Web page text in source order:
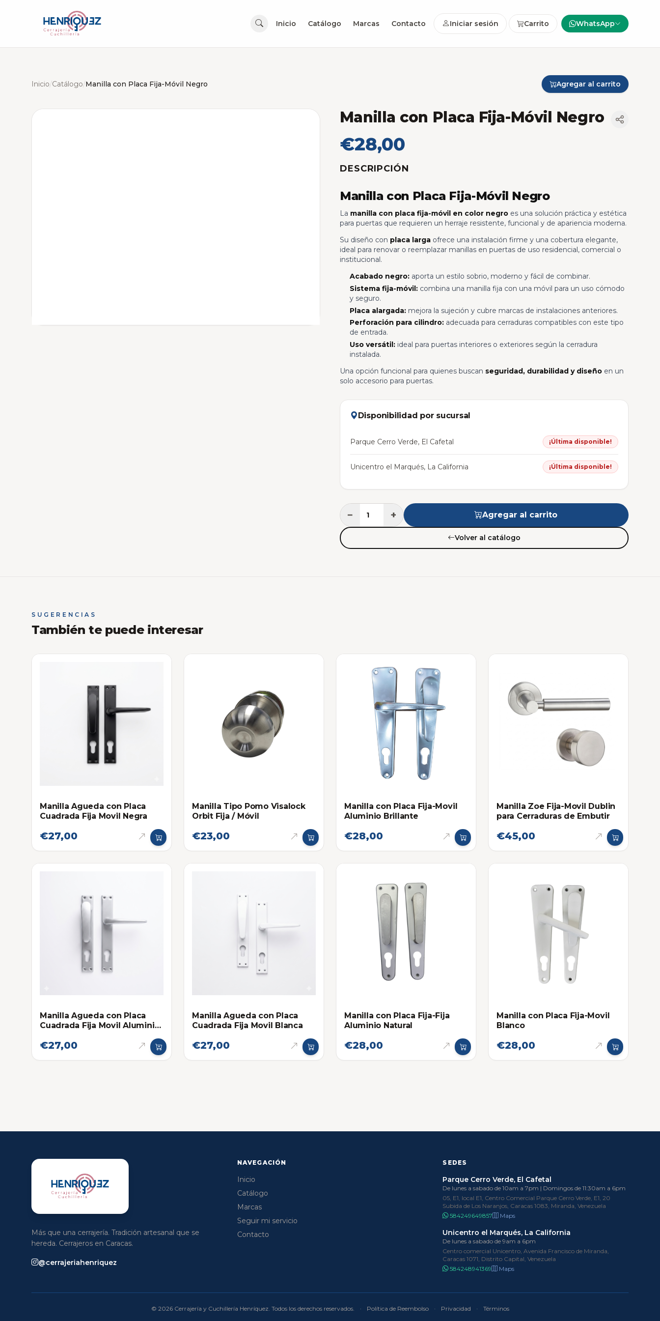
Inicio Catálogo Marcas Contacto Iniciar sesión Carrito WhatsApp
Inicio/Catálogo/Manilla con Placa Fija-Móvil Negro Agregar al carrito
Manilla con Placa Fija-Móvil Negro
€28,00
DESCRIPCIÓN
Manilla con Placa Fija-Móvil Negro
La manilla con placa fija-móvil en color negroes una solución práctica y estética
para puertas que requieren un herraje resistente, funcional y de apariencia moderna.
Su diseño con placa largaofrece una instalación firme y una cobertura elegante,
ideal para renovar o reemplazar manillas en puertas de uso residencial, comercial o
institucional.
Acabado negro:aporta un estilo sobrio, moderno y fácil de combinar.
Sistema fija-móvil:combina una manilla fija con una móvil para un uso cómodo
y seguro.
Placa alargada:mejora la sujeción y cubre marcas de instalaciones anteriores.
Perforación para cilindro:adecuada para cerraduras compatibles con este tipo
de entrada.
Uso versátil:ideal para puertas interiores o exteriores según la cerradura
instalada.
Una opción funcional para quienes buscan seguridad, durabilidad y diseñoen un
solo accesorio para puertas.
Disponibilidad por sucursal
Parque Cerro Verde, El Cafetal ¡Última disponible!
Unicentro el Marqués, La California ¡Última disponible!
− + Agregar al carrito
Volver al catálogo
SUGERENCIAS
También te puede interesar
Manilla Agueda con Placa
Cuadrada Fija Movil Negra
€27,00
Manilla Tipo Pomo Visalock
Orbit Fija / Móvil
€23,00
Manilla con Placa Fija-Movil
Aluminio Brillante
€28,00
Manilla Zoe Fija-Movil Dublin
para Cerraduras de Embutir
€45,00
Manilla Agueda con Placa
Cuadrada Fija Movil Aluminio
€27,00
Manilla Agueda con Placa
Cuadrada Fija Movil Blanca
€27,00
Manilla con Placa Fija-Fija
Aluminio Natural
€28,00
Manilla con Placa Fija-Movil
Blanco
€28,00
Más que una cerrajería. Tradición artesanal que se
hereda. Cerrajeros en Caracas.
@cerrajeriahenriquez
NAVEGACIÓN
Inicio
Catálogo
Marcas
Seguir mi servicio
Contacto
SEDES
Parque Cerro Verde, El Cafetal
De lunes a sabado de 10am a 7pm | Domingos de 11:30am a 6pm
05, E1, local E1, Centro Comercial Parque Cerro Verde, E1, 20
Subida de Los Naranjos, Caracas 1083, Miranda, Venezuela
584249649857
Maps
Unicentro el Marqués, La California
De lunes a sabado de 9am a 6pm
Centro comercial Unicentro, Avenida Francisco de Miranda,
Caracas 1071, Distrito Capital, Venezuela
584248941369
Maps
© 2026 Cerrajería y Cuchillería Henríquez. Todos los derechos reservados. · Política de Reembolso · Privacidad · Términos